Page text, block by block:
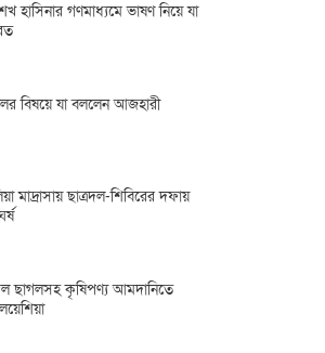
হাসিনার গণমাধ্যমে ভাষণ নিয়ে যা
বিষয়ে যা বললেন আজহারী
মাদ্রাসায় ছাত্রদল-শিবিরের দফায়
ছাগলসহ কৃষিপণ্য আমদানিতে